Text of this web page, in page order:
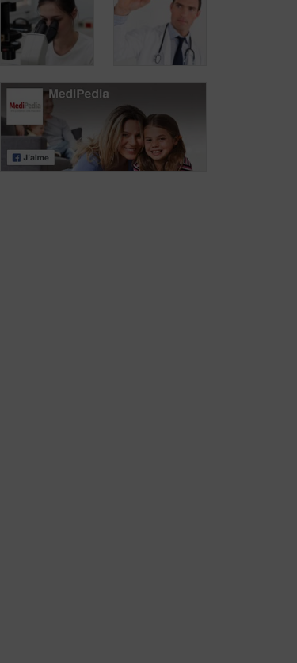
Prévenir la
cystite
Cystite mal
soignée: les
risques de
complication
Traitement de la
cystite
récidivante
Traitement de la
cystite simple